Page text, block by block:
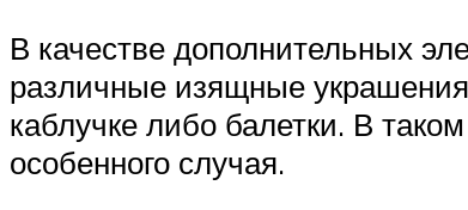
В качестве дополнительных
различные изящные
каблучке либо балетки. В
особенного случая.